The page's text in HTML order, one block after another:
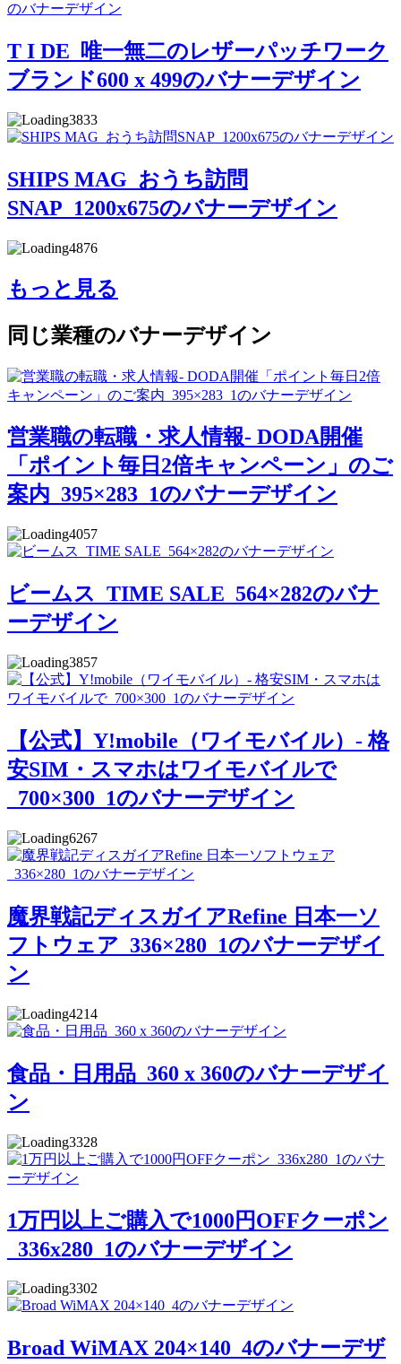
T I DE_唯一無二のレザーパッチワーク
ブランド600 x 499のバナーデザイン
3833
SHIPS MAG_おうち訪問
SNAP_1200x675のバナーデザイン
4876
もっと見る
同じ業種のバナーデザイン
営業職の転職・求人情報- DODA開催
「ポイント毎日2倍キャンペーン」のご
案内_395×283_1のバナーデザイン
4057
ビームス_TIME SALE_564×282のバナ
ーデザイン
3857
【公式】Y!mobile（ワイモバイル）- 格
安SIM・スマホはワイモバイルで
_700×300_1のバナーデザイン
6267
魔界戦記ディスガイアRefine 日本一ソ
フトウェア_336×280_1のバナーデザイ
ン
4214
食品・日用品_360 x 360のバナーデザイ
ン
3328
1万円以上ご購入で1000円OFFクーポン
_336x280_1のバナーデザイン
3302
Broad WiMAX 204×140_4のバナーデザ